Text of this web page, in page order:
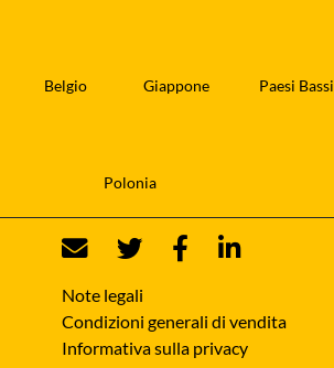
Belgio Giappone Paesi Bassi
Polonia
Note legali
Condizioni generali di vendita
Informativa sulla privacy